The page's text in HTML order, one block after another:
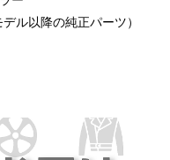
ル以降の純正パーツ）